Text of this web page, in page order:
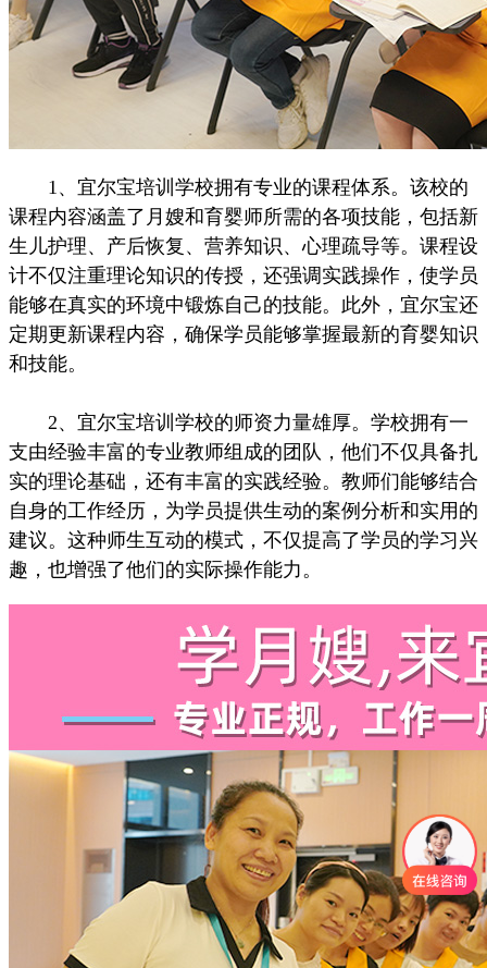
1、宜尔宝培训学校拥有专业的课程体系。该校的
课程内容涵盖了月嫂和育婴师所需的各项技能，包括新
生儿护理、产后恢复、营养知识、心理疏导等。课程设
计不仅注重理论知识的传授，还强调实践操作，使学员
能够在真实的环境中锻炼自己的技能。此外，宜尔宝还
定期更新课程内容，确保学员能够掌握最新的育婴知识
和技能。
2、宜尔宝培训学校的师资力量雄厚。学校拥有一
支由经验丰富的专业教师组成的团队，他们不仅具备扎
实的理论基础，还有丰富的实践经验。教师们能够结合
自身的工作经历，为学员提供生动的案例分析和实用的
建议。这种师生互动的模式，不仅提高了学员的学习兴
趣，也增强了他们的实际操作能力。